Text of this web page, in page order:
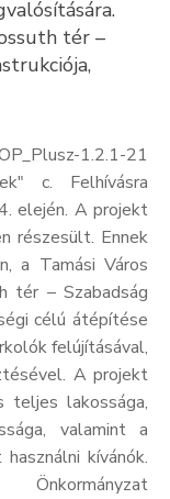
tér –
1.2.1-21
c. Felhívásra
elején. A projekt
részesült. Ennek
a Tamási Város
tér – Szabadság
célú átépítése
felújításával,
A projekt
teljes lakossága,
valamint a
kívánók.